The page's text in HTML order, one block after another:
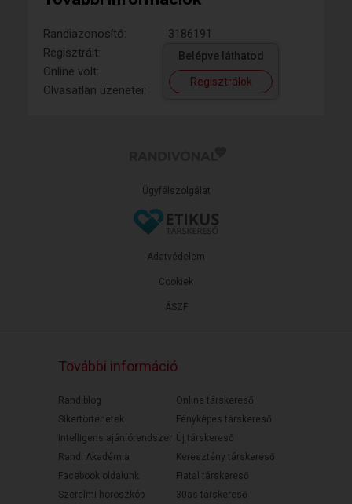
Randiazonosító:
3186191
Regisztrált:
Online volt:
Olvasatlan üzenetei:
Belépve láthatod
Regisztrálok
Ügyfélszolgálat
ÁSZF
Adatvédelem
Cookiek
További információ
Randiblog
Sikertörténetek
Intelligens ajánlórendszer
Randi Akadémia
Facebook oldalunk
Szerelmi horoszkóp
Online társkereső
Fényképes társkereső
Új társkereső
Keresztény társkereső
Fiatal társkereső
30as társkereső